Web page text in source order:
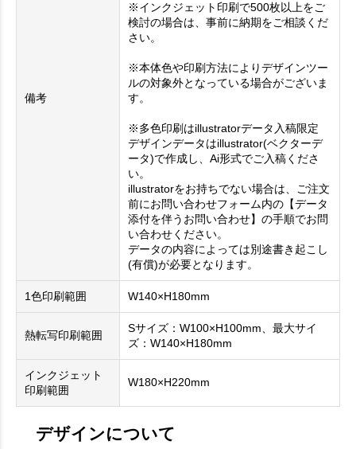
備考
※インクジェット印刷で500枚以上をご
検討の場合は、事前に納期をご相談くだ
さい。
※本体色や印刷方法によりデザインツー
ルの対象外となっている場合がございま
す。
※多色印刷はillustratorデータ入稿限定
デザインデータはillustrator(ベクターデ
ータ)で作成し、Ai形式でご入稿くださ
い。
illustratorをお持ちでない場合は、ご注文
前にお問い合わせフォーム内の【データ
添付を伴うお問い合わせ】の手順でお問
い合わせください。
データの内容によっては別途書き起こし
(有償)が必要となります。
1色印刷範囲 W140×H180mm
熱転写印刷範囲
Sサイズ：W100×H100mm、最大サイ
ズ：W140×H180mm
インクジェット
印刷範囲
W180×H220mm
デザインについて